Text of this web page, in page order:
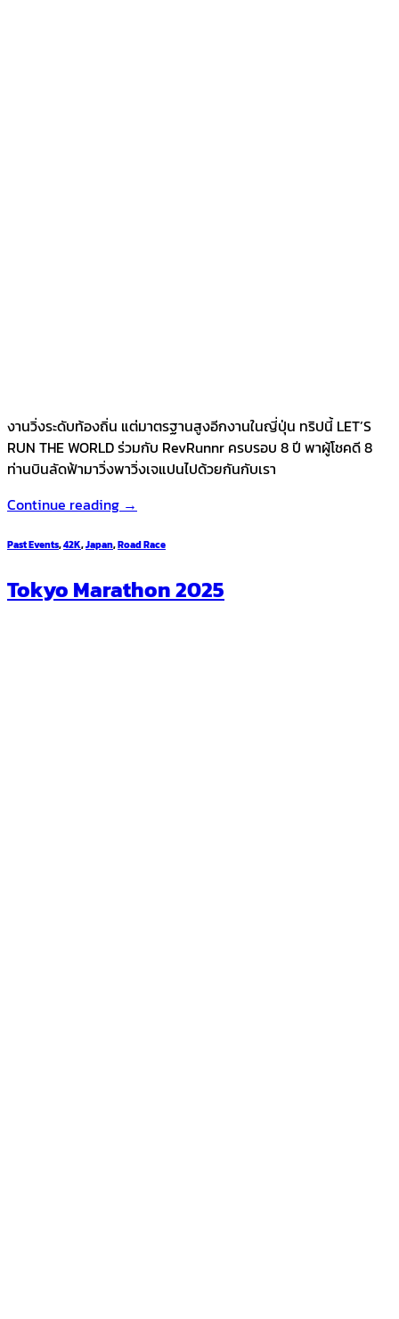
งานวิ่งระดับท้องถิ่น แต่มาตรฐานสูงอีกงานในญี่ปุ่น ทริปนี้ LET’S
RUN THE WORLD ร่วมกับ RevRunnr ครบรอบ 8 ปี พาผู้โชคดี 8
ท่านบินลัดฟ้ามาวิ่งพาวิ่งเจแปนไปด้วยกันกับเรา
Continue reading →
Past Events,42K,Japan,Road Race
Tokyo Marathon 2025